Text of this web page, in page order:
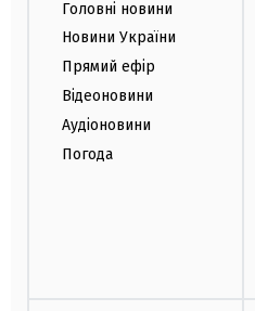
Головні новини
Новини України
Прямий ефір
Відеоновини
Аудіоновини
Погода